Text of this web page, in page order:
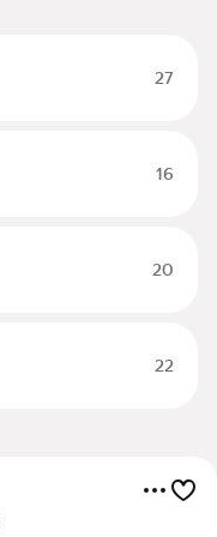
27
16
20
22